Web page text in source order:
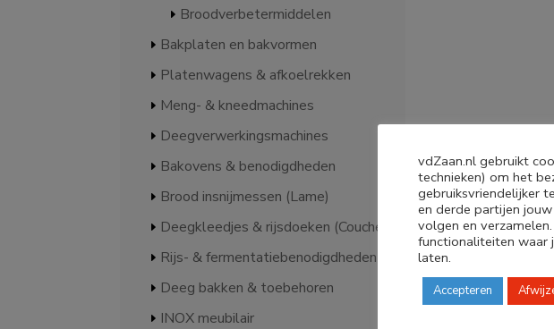
Broodverbetermiddelen
Bakplaten en bakvormen
Platenwagens & afkoelrekken
Meng- & kneedmachines
Deegverwerkingsmachines
Bakovens & benodigdheden
Brood insnijmessen (Lame)
Deegkleedjes & rijsdoeken (Couche)
Rijs- & fermentatiebenodigdheden
Deeg bakken & toebehoren
INOX meubilair
vdZaan.nl gebruikt
technieken) om het
gebruiksvriendelijker
en derde partijen
volgen en
functionaliteiten waar
laten.
Accepteren